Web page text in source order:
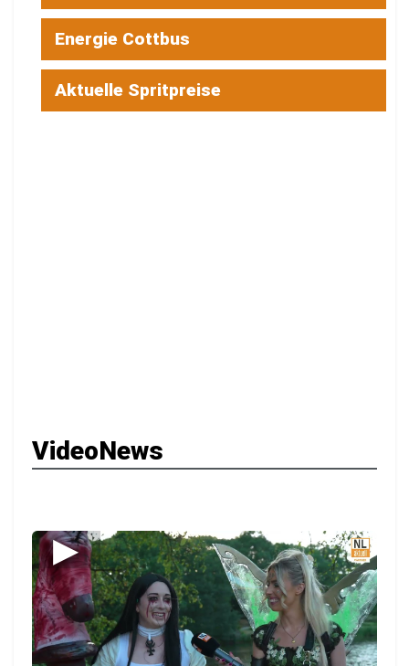
Energie Cottbus
Aktuelle Spritpreise
VideoNews
▶